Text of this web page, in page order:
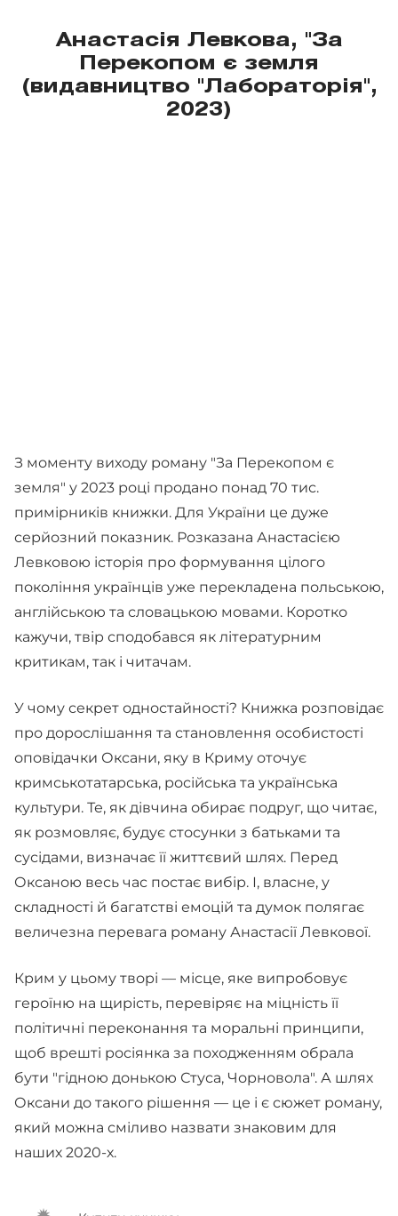
Анастасія Левкова, "За
Перекопом є земля
(видавництво "Лабораторія",
2023)
З моменту виходу роману "За Перекопом є
земля" у 2023 році продано понад 70 тис.
примірників книжки. Для України це дуже
серйозний показник. Розказана Анастасією
Левковою історія про формування цілого
покоління українців уже перекладена польською,
англійською та словацькою мовами. Коротко
кажучи, твір сподобався як літературним
критикам, так і читачам.
У чому секрет одностайності? Книжка розповідає
про дорослішання та становлення особистості
оповідачки Оксани, яку в Криму оточує
кримськотатарська, російська та українська
культури. Те, як дівчина обирає подруг, що читає,
як розмовляє, будує стосунки з батьками та
сусідами, визначає її життєвий шлях. Перед
Оксаною весь час постає вибір. І, власне, у
складності й багатстві емоцій та думок полягає
величезна перевага роману Анастасії Левкової.
Крим у цьому творі — місце, яке випробовує
героїню на щирість, перевіряє на міцність її
політичні переконання та моральні принципи,
щоб врешті росіянка за походженням обрала
бути "гідною донькою Стуса, Чорновола". А шлях
Оксани до такого рішення — це і є сюжет роману,
який можна сміливо назвати знаковим для
наших 2020-х.